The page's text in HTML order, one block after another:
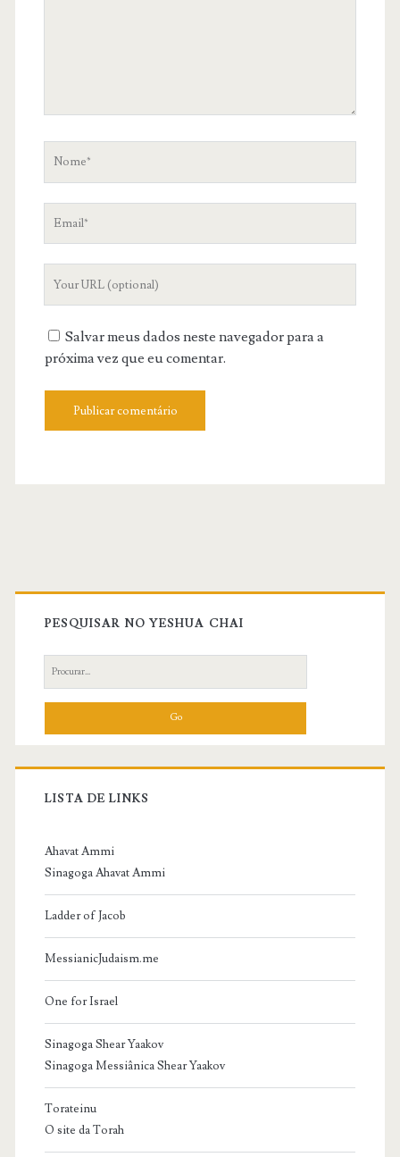
Salvar meus dados neste navegador para a
próxima vez que eu comentar.
Primary
Sidebar
PESQUISAR NO YESHUA CHAI
Search
for:
LISTA DE LINKS
Ahavat Ammi
Sinagoga Ahavat Ammi
Ladder of Jacob
MessianicJudaism.me
One for Israel
Sinagoga Shear Yaakov
Sinagoga Messiânica Shear Yaakov
Torateinu
O site da Torah